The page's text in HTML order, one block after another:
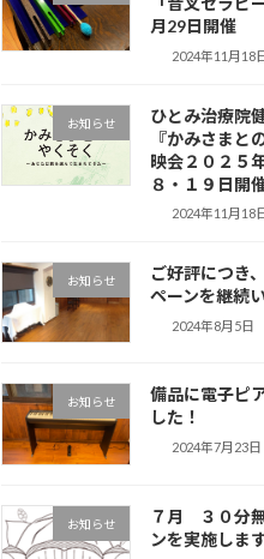
月29日開催
2024年11月18
お知らせ
ひとみ治療院
『かみさまと
映会２０２５
８・１９日開
2024年11月18
お知らせ
ご好評につき
ペーンを継続
2024年8月5日
お知らせ
備品に電子ピ
した！
2024年7月23日
お知らせ
７月 ３０分
ンを実施しま